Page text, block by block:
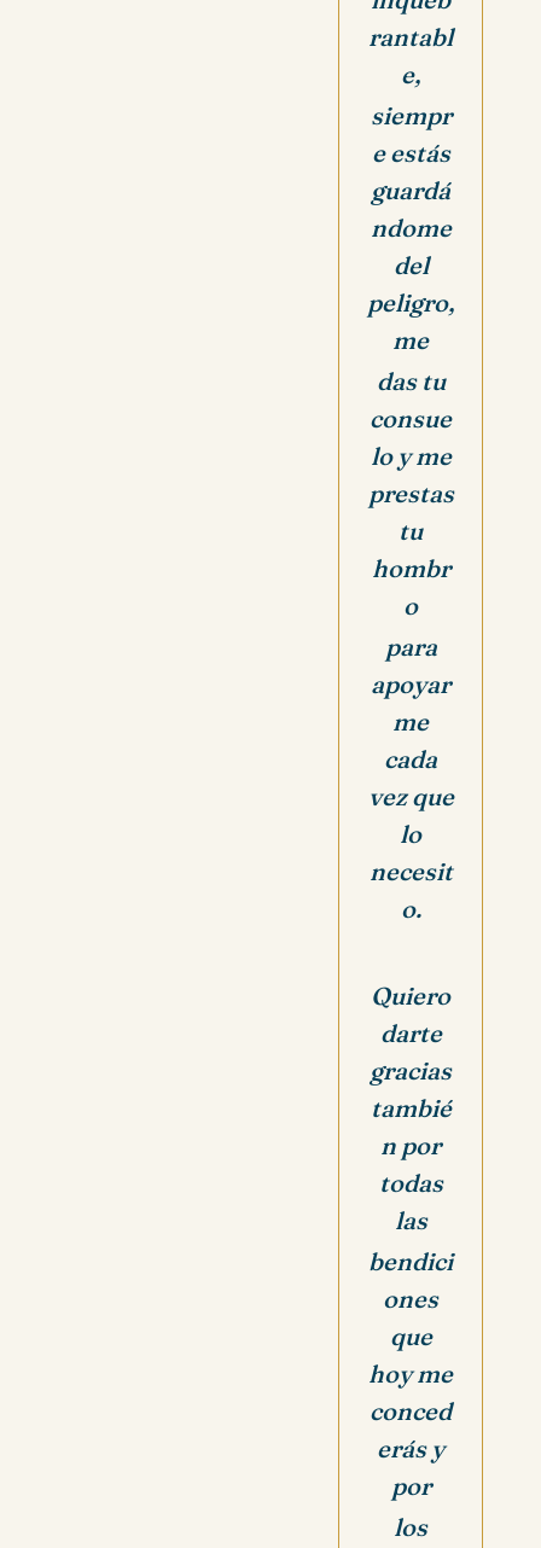
rantabl
e,
siempr
e estás
guardá
ndome
del
peligro,
me
das tu
consue
lo y me
prestas
tu
hombr
o
para
apoyar
me
cada
vez que
lo
necesit
o.
Quiero
darte
gracias
tambié
n por
todas
las
bendici
ones
que
hoy me
conced
erás y
por
los